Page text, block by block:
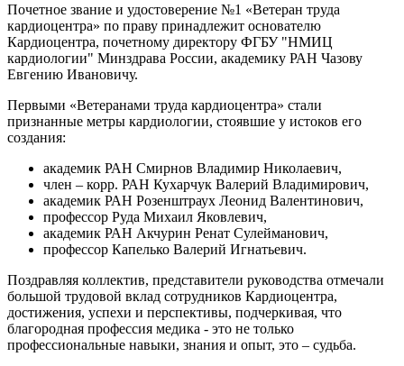
Почетное звание и удостоверение №1 «Ветеран труда
кардиоцентра» по праву принадлежит основателю
Кардиоцентра, почетному директору ФГБУ "НМИЦ
кардиологии" Минздрава России, академику РАН Чазову
Евгению Ивановичу.
Первыми «Ветеранами труда кардиоцентра» стали
признанные метры кардиологии, стоявшие у истоков его
создания:
академик РАН Смирнов Владимир Николаевич,
член – корр. РАН Кухарчук Валерий Владимирович,
академик РАН Розенштраух Леонид Валентинович,
профессор Руда Михаил Яковлевич,
академик РАН Акчурин Ренат Сулейманович,
профессор Капелько Валерий Игнатьевич.
Поздравляя коллектив, представители руководства отмечали
большой трудовой вклад сотрудников Кардиоцентра,
достижения, успехи и перспективы, подчеркивая, что
благородная профессия медика - это не только
профессиональные навыки, знания и опыт, это – судьба.